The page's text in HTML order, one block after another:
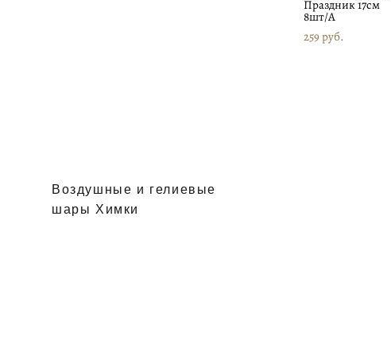
Праздник 17см
8шт/A
259 pуб.
Воздушные и гелиевые
шары Химки